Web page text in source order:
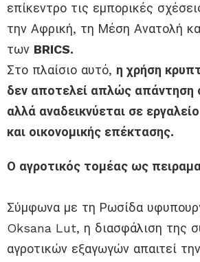
επίκεντρο τις εμπορικές
την Αφρική, τη Μέση Ανατολή
των BRICS.
Στο πλαίσιο αυτό, η χρήση
δεν αποτελεί απλώς απάντηση
αλλά αναδεικνύεται σε
και οικονομικής επέκτασης.
Ο αγροτικός τομέας ως
Σύμφωνα με τη Ρωσίδα
Oksana Lut, η διασφάλιση της
αγροτικών εξαγωγών απαιτεί